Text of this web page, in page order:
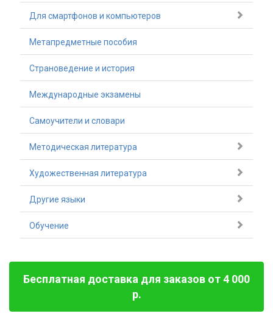
Для смартфонов и компьютеров
Метапредметные пособия
Страноведение и история
Международные экзамены
Самоучители и словари
Методическая литература
Художественная литература
Другие языки
Обучение
Бесплатная доставка для заказов от 4 000
р.